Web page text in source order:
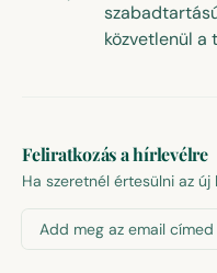
közvetlenül a
Feliratkozás a hírlevélre
Ha szeretnél értesülni az új
Add meg az email címed